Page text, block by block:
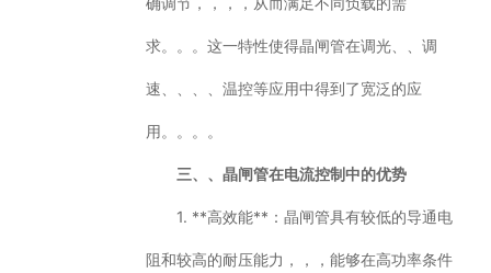
求。。。这一特性使得晶闸管在调光、、调
速、、、、温控等应用中得到了宽泛的应
用。。。。
三、、晶闸管在电流控制中的优势
1. **高效能**：晶闸管具有较低的导通电
阻和较高的耐压能力，，，能够在高功率条件